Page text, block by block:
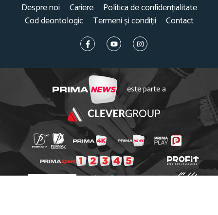
Despre noi Cariere
Politica de confidențialitate
Cod deontologic
Termeni și condiții Contact
este parte a